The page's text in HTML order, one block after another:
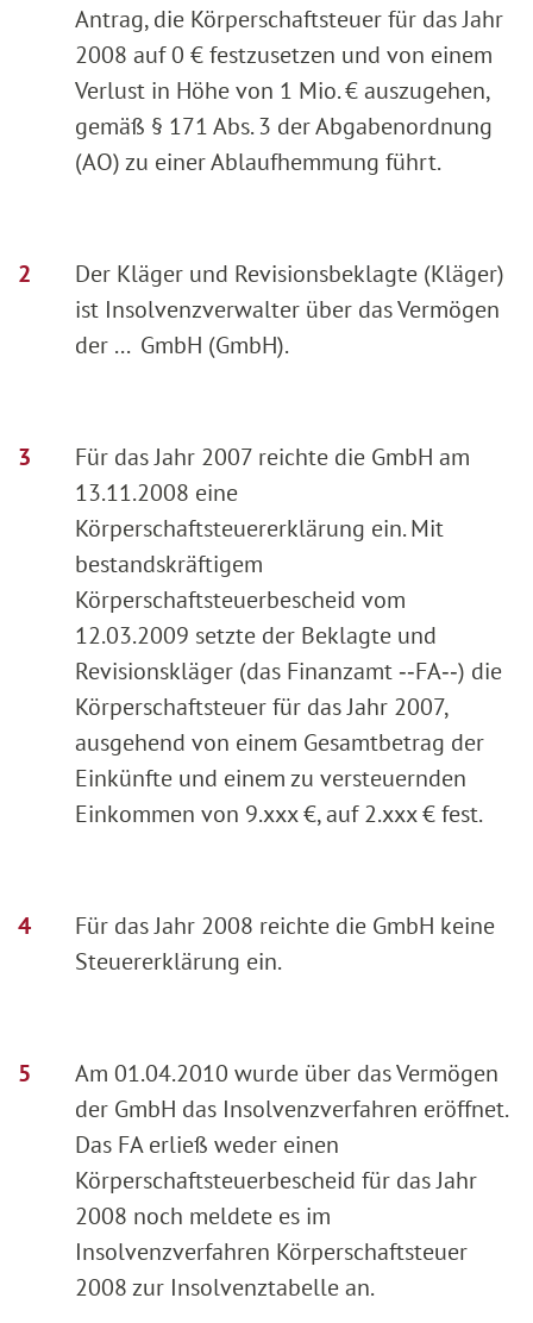
Antrag, die Körperschaftsteuer für das Jahr
2008 auf 0 € festzusetzen und von einem
Verlust in Höhe von 1 Mio. € auszugehen,
gemäß § 171 Abs. 3 der Abgabenordnung
(AO) zu einer Ablaufhemmung führt.
Der Kläger und Revisionsbeklagte (Kläger)
ist Insolvenzverwalter über das Vermögen
der ... GmbH (GmbH).
Für das Jahr 2007 reichte die GmbH am
13.11.2008 eine
Körperschaftsteuererklärung ein. Mit
bestandskräftigem
Körperschaftsteuerbescheid vom
12.03.2009 setzte der Beklagte und
Revisionskläger (das Finanzamt ‑‑FA‑‑) die
Körperschaftsteuer für das Jahr 2007,
ausgehend von einem Gesamtbetrag der
Einkünfte und einem zu versteuernden
Einkommen von 9.xxx €, auf 2.xxx € fest.
Für das Jahr 2008 reichte die GmbH keine
Steuererklärung ein.
Am 01.04.2010 wurde über das Vermögen
der GmbH das Insolvenzverfahren eröffnet.
Das FA erließ weder einen
Körperschaftsteuerbescheid für das Jahr
2008 noch meldete es im
Insolvenzverfahren Körperschaftsteuer
2008 zur Insolvenztabelle an.